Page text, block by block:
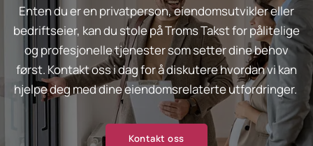
Enten du er en privatperson, eiendomsutvikler eller
bedriftseier, kan du stole på Troms Takst for pålitelige
og profesjonelle tjenester som setter dine behov
først. Kontakt oss i dag for å diskutere hvordan vi kan
hjelpe deg med dine eiendomsrelaterte utfordringer.
Kontakt oss